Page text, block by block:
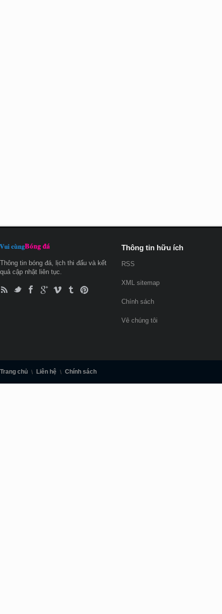
Thông tin bóng đá, lịch thi đấu và kết
quả cập nhật liên tục.
Thông tin hữu ích
RSS
XML sitemap
Chính sách
Vê chúng tôi
Trang chủ Liên hệ Chính sách